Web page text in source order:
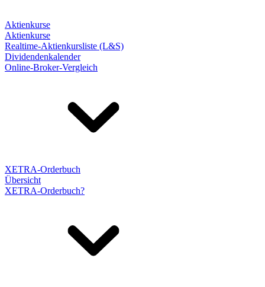
Aktienkurse
Aktienkurse
Realtime-Aktienkursliste (L&S)
Dividendenkalender
Online-Broker-Vergleich
XETRA-Orderbuch
Übersicht
XETRA-Orderbuch?